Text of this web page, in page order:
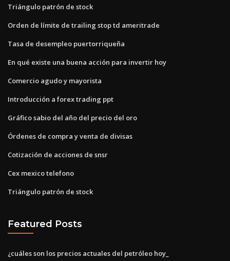
Triángulo patrón de stock
Orden de límite de trailing stop td ameritrade
Tasa de desempleo puertorriqueña
En qué existe una buena acción para invertir hoy
Comercio agudo y mayorista
Introducción a forex trading ppt
Gráfico sabio del año del precio del oro
Órdenes de compra y venta de divisas
Cotización de acciones de snsr
Cex mexico telefono
Triángulo patrón de stock
Featured Posts
¿cuáles son los precios actuales del petróleo hoy_